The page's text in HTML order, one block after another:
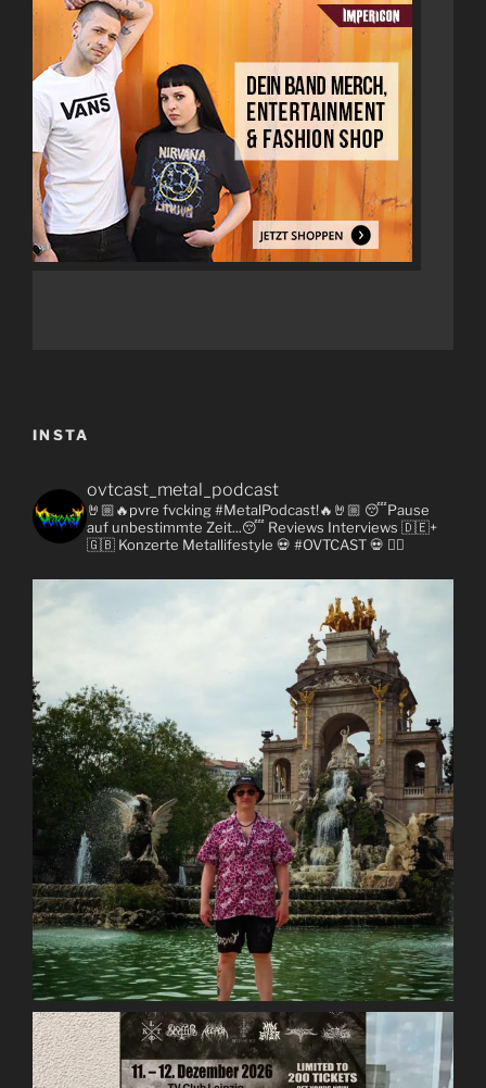
INSTA
ovtcast_metal_podcast
🤘🏼🔥pvre fvcking #MetalPodcast!🔥🤘🏼 😴Pause
auf unbestimmte Zeit...😴 Reviews Interviews 🇩🇪+
🇬🇧 Konzerte Metallifestyle 💀 #OVTCAST 💀 👇🏼